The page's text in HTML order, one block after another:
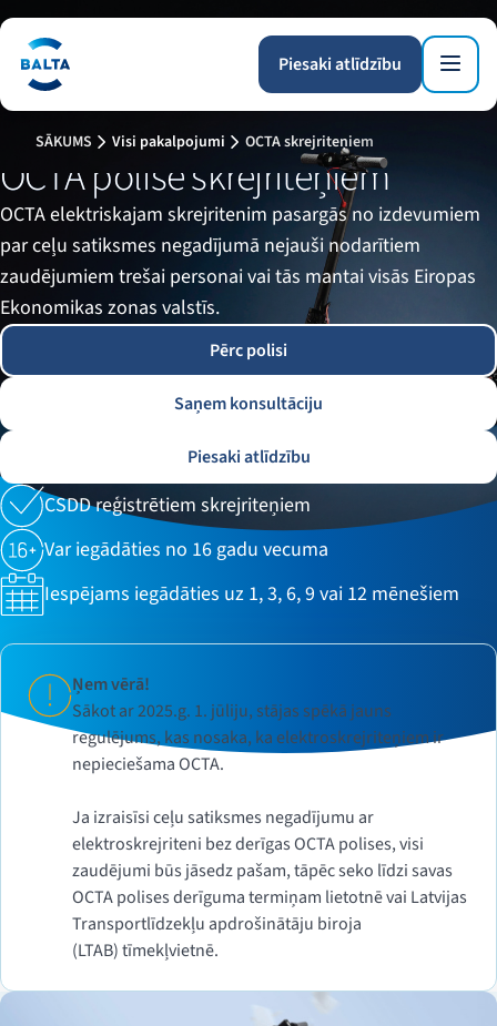
Piesaki atlīdzību
SĀKUMS Visi pakalpojumi OCTA skrejriteņiem
OCTA polise skrejriteņiem
OCTA elektriskajam skrejritenim pasargās no izdevumiem
par ceļu satiksmes negadījumā nejauši nodarītiem
zaudējumiem trešai personai vai tās mantai visās Eiropas
Ekonomikas zonas valstīs.
CSDD reģistrētiem skrejriteņiem
Var iegādāties no 16 gadu vecuma
Iespējams iegādāties uz 1, 3, 6, 9 vai 12 mēnešiem
Pērc polisi
Saņem konsultāciju
Piesaki atlīdzību
Ņem vērā!
Sākot ar 2025.g. 1. jūliju, stājas spēkā jauns
regulējums, kas nosaka, ka elektroskrejriteņiem ir
nepieciešama OCTA.
Ja izraisīsi ceļu satiksmes negadījumu ar
elektroskrejriteni bez derīgas OCTA polises, visi
zaudējumi būs jāsedz pašam, tāpēc seko līdzi savas
OCTA polises derīguma termiņam lietotnē vai Latvijas
Transportlīdzekļu apdrošinātāju biroja
(LTAB) tīmekļvietnē.